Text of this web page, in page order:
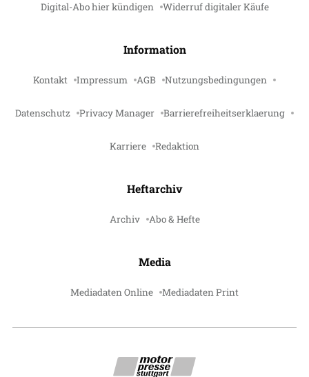
Digital-Abo hier kündigen Widerruf digitaler Käufe
Information
Kontakt Impressum AGB Nutzungsbedingungen
Datenschutz Privacy Manager Barrierefreiheitserklaerung
Karriere Redaktion
Heftarchiv
Archiv Abo & Hefte
Media
Mediadaten Online Mediadaten Print